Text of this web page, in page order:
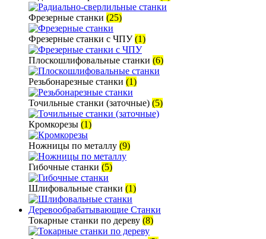
Фрезерные станки (25)
Фрезерные станки с ЧПУ(1)
Плоскошлифовальные станки (6)
Резьбонарезные станки (1)
Точильные станки (заточные) (5)
Кромкорезы (1)
Ножницы по металлу (9)
Гибочные станки (5)
Шлифовальные станки (1)
Деревообрабатывающие Станки
Токарные станки по дереву (8)